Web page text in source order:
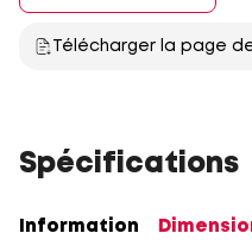
Télécharger la page
Spécifications
Information